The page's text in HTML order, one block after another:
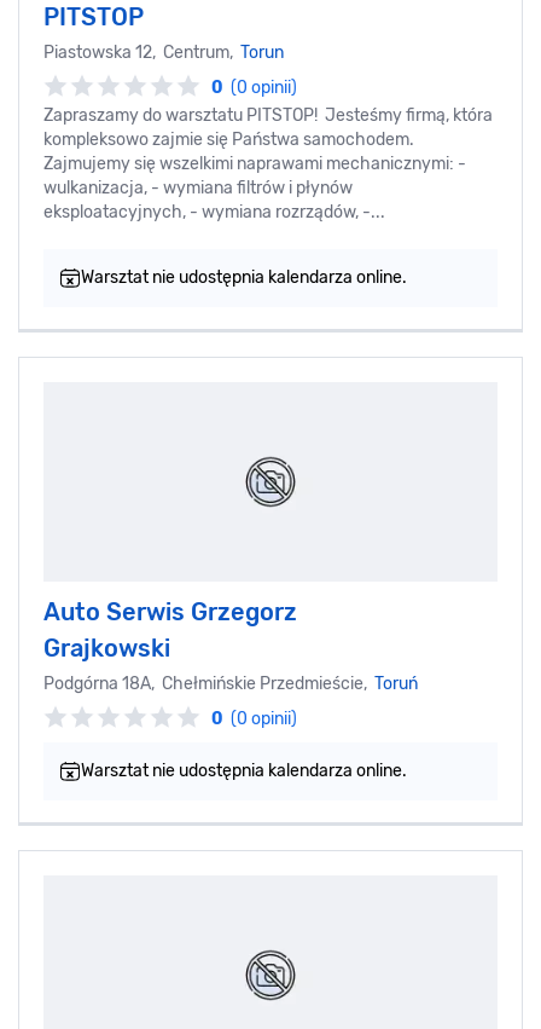
PITSTOP
Piastowska 12, Centrum, Torun
0 (0 opinii)
Zapraszamy do warsztatu PITSTOP! Jesteśmy firmą, która
kompleksowo zajmie się Państwa samochodem.
Zajmujemy się wszelkimi naprawami mechanicznymi: -
wulkanizacja, - wymiana filtrów i płynów
eksploatacyjnych, - wymiana rozrządów, -...
Warsztat nie udostępnia kalendarza online.
Auto Serwis Grzegorz
Grajkowski
Podgórna 18A, Chełmińskie Przedmieście, Toruń
0 (0 opinii)
Warsztat nie udostępnia kalendarza online.